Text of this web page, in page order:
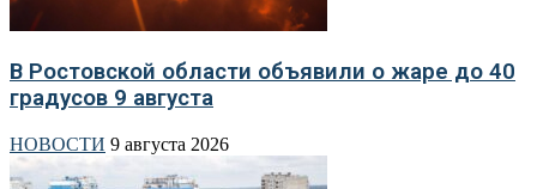
В Ростовской области объявили о жаре до 40
градусов 9 августа
НОВОСТИ 9 августа 2026